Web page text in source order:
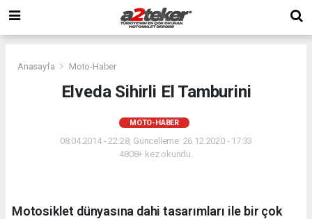
Anasayfa Moto-Haber
Elveda Sihirli El Tamburini
MOTO-HABER
08.04.2014 - 22:28, Güncelleme: 26.12.2020 - 17:33
4808+ kez okundu.
Motosiklet dünyasına dahi tasarımları ile bir çok